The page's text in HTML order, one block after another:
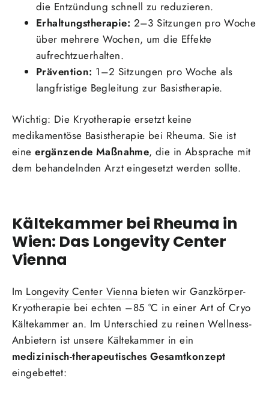
die Entzündung schnell zu reduzieren.
Erhaltungstherapie: 2–3 Sitzungen pro Woche
über mehrere Wochen, um die Effekte
aufrechtzuerhalten.
Prävention: 1–2 Sitzungen pro Woche als
langfristige Begleitung zur Basistherapie.
Wichtig: Die Kryotherapie ersetzt keine
medikamentöse Basistherapie bei Rheuma. Sie ist
eineergänzende Maßnahme, die in Absprache mit
dem behandelnden Arzt eingesetzt werden sollte.
Kältekammer bei Rheuma in
Wien: Das Longevity Center
Vienna
Im Longevity Center Vienna bieten wir Ganzkörper-
Kryotherapie bei echten –85 °C in einer Art of Cryo
Kältekammer an. Im Unterschied zu reinen Wellness-
Anbietern ist unsere Kältekammer in ein
medizinisch-therapeutisches Gesamtkonzept
eingebettet: